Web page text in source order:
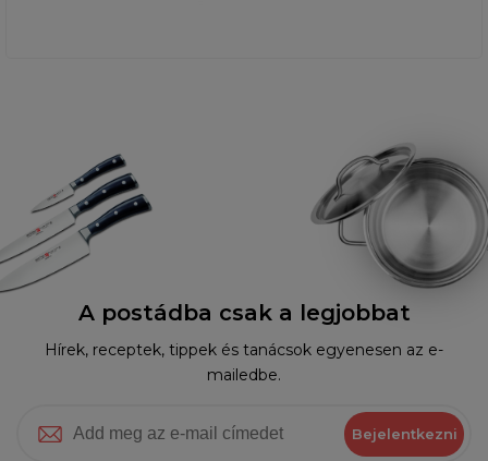
A postádba csak a legjobbat
Hírek, receptek, tippek és tanácsok egyenesen az e-
mailedbe.
Bejelentkezni